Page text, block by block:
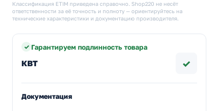
Классификация ETIM приведена справочно. Shop220 не несёт
ответственности за её точность и полноту — ориентируйтесь на
технические характеристики и документацию производителя.
Гарантируем подлинность товара
КВТ ✓
Документация